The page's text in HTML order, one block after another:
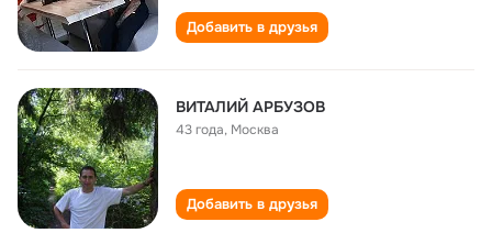
Добавить в друзья
ВИТАЛИЙ АРБУЗОВ
43 года, Москва
Добавить в друзья